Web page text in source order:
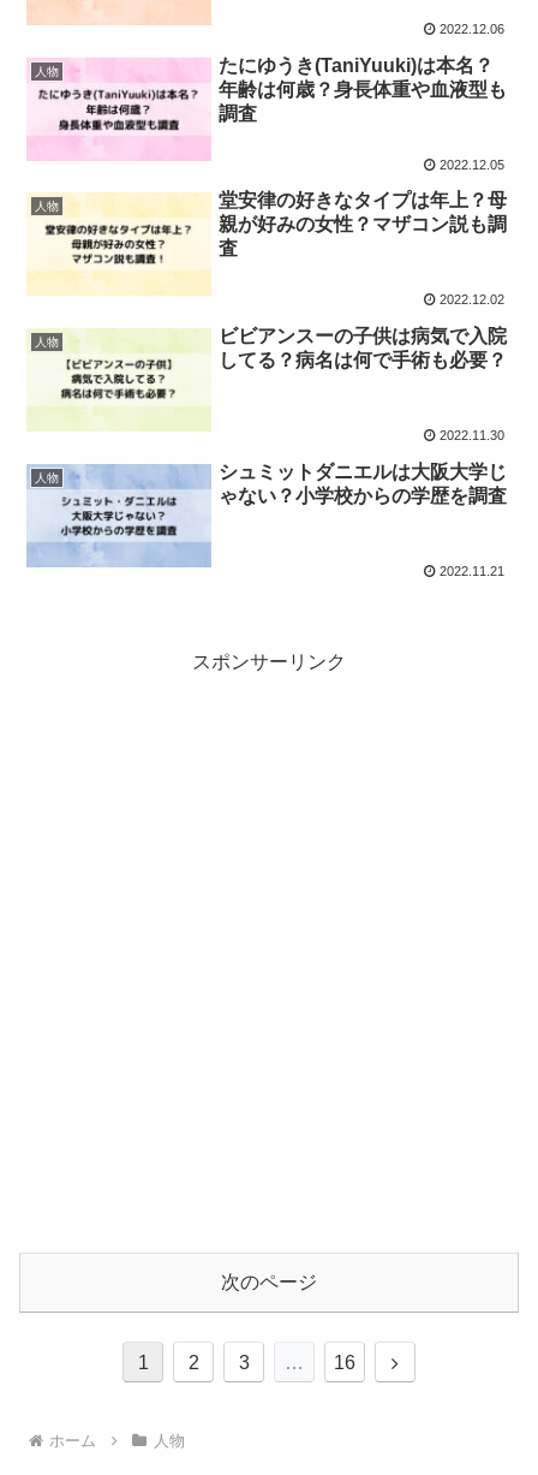
2022.12.06
人物
たにゆうき(TaniYuuki)は本名？
年齢は何歳？身長体重や血液型も
調査
2022.12.05
人物
堂安律の好きなタイプは年上？母
親が好みの女性？マザコン説も調
査
2022.12.02
人物
ビビアンスーの子供は病気で入院
してる？病名は何で手術も必要？
2022.11.30
人物
シュミットダニエルは大阪大学じ
ゃない？小学校からの学歴を調査
2022.11.21
スポンサーリンク
次のページ
1 2 3 … 16
次
ホーム 人物